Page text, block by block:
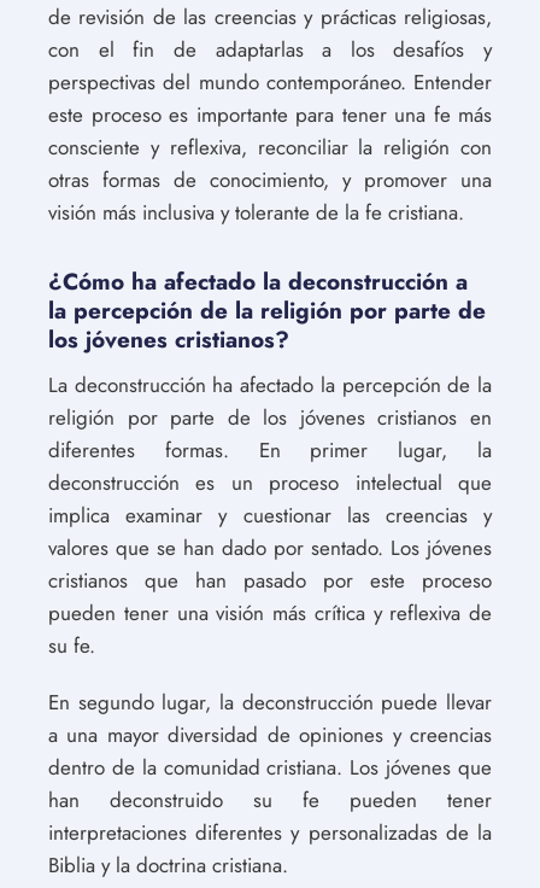
de revisión de las creencias y prácticas religiosas,
con el fin de adaptarlas a los desafíos y
perspectivas del mundo contemporáneo. Entender
este proceso es importante para tener una fe más
consciente y reflexiva, reconciliar la religión con
otras formas de conocimiento, y promover una
visión más inclusiva y tolerante de la fe cristiana.
¿Cómo ha afectado la deconstrucción a
la percepción de la religión por parte de
los jóvenes cristianos?
La deconstrucción ha afectado la percepción de la
religión por parte de los jóvenes cristianos en
diferentes formas. En primer lugar, la
deconstrucción es un proceso intelectual que
implica examinar y cuestionar las creencias y
valores que se han dado por sentado. Los jóvenes
cristianos que han pasado por este proceso
pueden tener una visión más crítica y reflexiva de
su fe.
En segundo lugar, la deconstrucción puede llevar
a una mayor diversidad de opiniones y creencias
dentro de la comunidad cristiana. Los jóvenes que
han deconstruido su fe pueden tener
interpretaciones diferentes y personalizadas de la
Biblia y la doctrina cristiana.